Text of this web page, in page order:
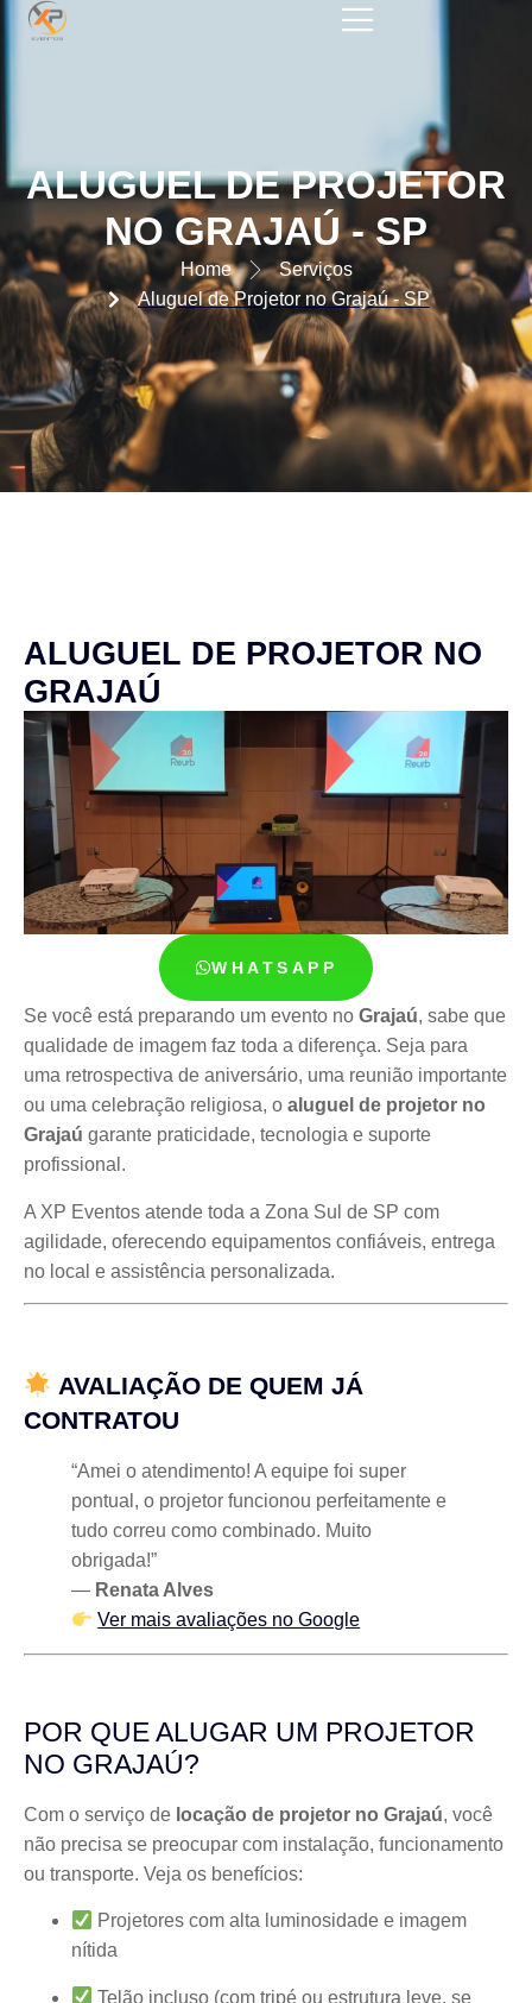
ALUGUEL DE PROJETOR
NO GRAJAÚ - SP
Home
Serviços
Aluguel de Projetor no Grajaú - SP
ALUGUEL DE PROJETOR NO
GRAJAÚ
WHATSAPP
Se você está preparando um evento no Grajaú, sabe que
qualidade de imagem faz toda a diferença. Seja para
uma retrospectiva de aniversário, uma reunião importante
ou uma celebração religiosa, o aluguel de projetor no
Grajaú garante praticidade, tecnologia e suporte
profissional.
A XP Eventos atende toda a Zona Sul de SP com
agilidade, oferecendo equipamentos confiáveis, entrega
no local e assistência personalizada.
AVALIAÇÃO DE QUEM JÁ
CONTRATOU
“Amei o atendimento! A equipe foi super
pontual, o projetor funcionou perfeitamente e
tudo correu como combinado. Muito
obrigada!”
— Renata Alves
Ver mais avaliações no Google
POR QUE ALUGAR UM PROJETOR
NO GRAJAÚ?
Com o serviço de locação de projetor no Grajaú, você
não precisa se preocupar com instalação, funcionamento
ou transporte. Veja os benefícios:
Projetores com alta luminosidade e imagem
nítida
Telão incluso (com tripé ou estrutura leve, se